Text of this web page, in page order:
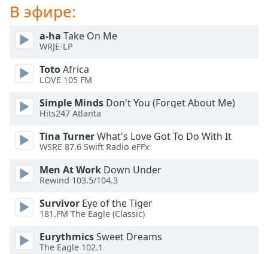
in-
Fullscreen
This
window.
window.
Escape
cancel
and
close
В эфире:
a-ha Take On Me
WRJE-LP
TotoAfrica
LOVE 105 FM
Simple Minds Don't You (Forget About Me)
Hits247 Atlanta
Tina TurnerWhat's Love Got To Do With It
WSRE 87.6 Swift Radio eFFx
Men At Work Down Under
Rewind 103.5/104.3
Survivor Eye of the Tiger
181.FM The Eagle (Classic)
EurythmicsSweet Dreams
The Eagle 102.1